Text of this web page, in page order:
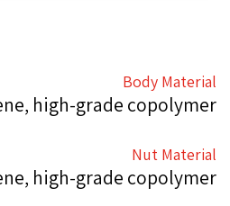
Body Material
high-grade copolymer.
Nut Material
high-grade copolymer.